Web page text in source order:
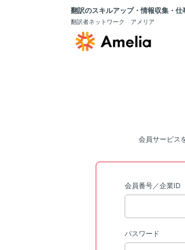
翻訳のスキルアップ・情報収集・仕
翻訳者ネットワーク アメリア
会員サービス
会員番号／企業ID
パスワード